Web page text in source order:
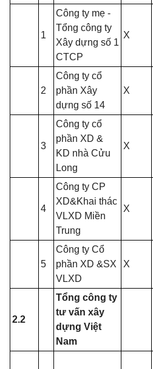
1
Công ty mẹ -
Tổng công ty
Xây dựng số 1
CTCP
X
2
Công ty cổ
phần Xây
dựng số 14
X
3
Công ty cổ
phần XD &
KD nhà Cửu
Long
X
4
Công ty CP
XD&Khai thác
VLXD Miền
Trung
X
5
Công ty Cổ
phần XD &SX
VLXD
X
2.2
Tổng công ty
tư vấn xây
dựng Việt
Nam